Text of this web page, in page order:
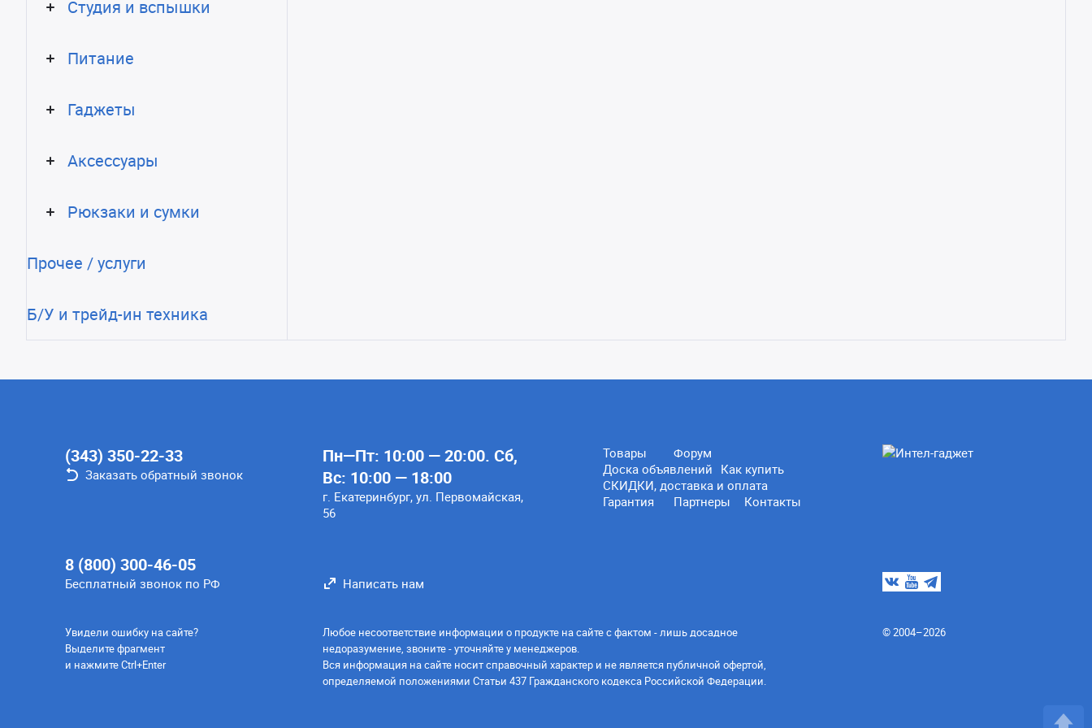
Студия и вспышки
Питание
Гаджеты
Аксессуары
Рюкзаки и сумки
Прочее / услуги
Б/У и трейд-ин техника
(343) 350-22-33
Заказать обратный звонок
8 (800) 300-46-05
Бесплатный звонок по РФ
Пн—Пт: 10:00 — 20:00. Сб,
Вс: 10:00 — 18:00
г. Екатеринбург, ул. Первомайская,
56
Товары
Форум
Доска объявлений Как купить
СКИДКИ, доставка и оплата
Гарантия
Партнеры Контакты
Написать нам
Увидели ошибку на сайте?
Выделите фрагмент
и нажмите Ctrl+Enter
Любое несоответствие информации о продукте на сайте с фактом - лишь досадное
недоразумение, звоните - уточняйте у менеджеров.
Вся информация на сайте носит справочный характер и не является публичной офертой,
определяемой положениями Статьи 437 Гражданского кодекса Российской Федерации.
© 2004–2026